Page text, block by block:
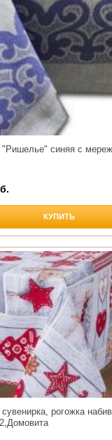
"Ришелье" синяя с
КУПИТЬ
рогожка